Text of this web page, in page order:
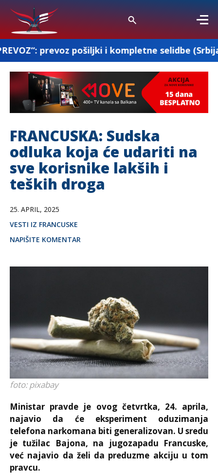
pošiljki i kompletne selidbe (Srbija-Francuska-
FRANCUSKA: Sudska
odluka koja će udariti na
sve korisnike lakših i
teških droga
25. APRIL, 2025
VESTI IZ FRANCUSKE
NAPIŠITE KOMENTAR
foto: pixabay
Ministar pravde je ovog četvrtka, 24. aprila,
najavio da će eksperiment oduzimanja
telefona narkomana biti generalizovan. U sredu
je tužilac Bajona, na jugozapadu Francuske,
već najavio da želi da preduzme akciju u tom
pravcu.